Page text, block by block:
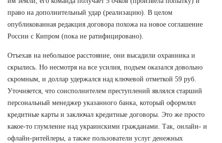
право на дополнительный удар (реализацию). В целом
опубликованная редакция договора похожа на новое соглашение
России с Кипром (пока не ратифицировано).
Отъехав на небольшое расстояние, они высадили охранника и
скрылись. Но несмотря на все усилия, подъем оказался довольно
скромным, и доллар удержался над ключевой отметкой 59 руб.
Уточняется, что соисполнителем преступлений являлся старший
персональный менеджер указанного банка, который оформлял
кредитные карты и заключал кредитные договоры. Это же просто
какое-то глумление над украинскими гражданами. Так, онлайн- и
офлайн-ритейлеры, а также пользователи услуг денежных